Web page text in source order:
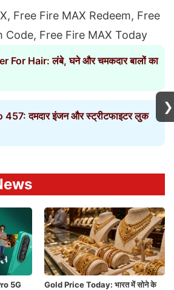
, Free Fire MAX Redeem, Free
Code, Free Fire MAX Today
For Hair: लंबे, घने और चमकदार बालों का
दमदार इंजन और स्ट्रीटफाइटर लुक
5G
Gold Price Today: भारत में सोने के
❯